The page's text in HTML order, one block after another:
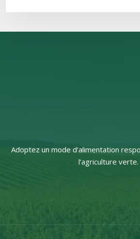
Adoptez un mode d’alimentation
l’agriculture verte.